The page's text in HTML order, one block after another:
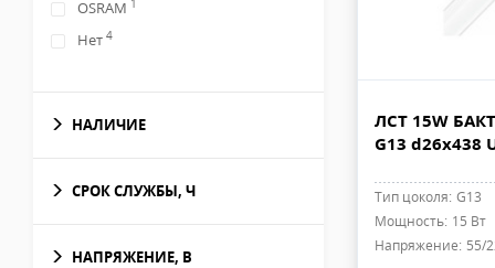
OSRAM 1
Нет 4
НАЛИЧИЕ
СРОК СЛУЖБЫ, Ч
НАПРЯЖЕНИЕ, В
ЛСТ 15W
G13 d26x438
Тип цоколя: G13
Мощность: 15 Вт
Напряжение: 55/